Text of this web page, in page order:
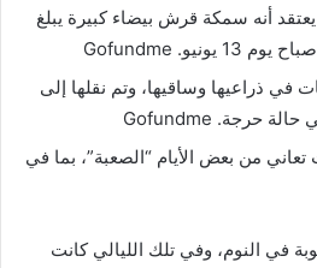
أنه سمكة قرش بيضاء كبيرة يبلغ
Gofundme
ذراعيها وساقيها، وتم نقلها إلى
حالة حرجة. Gofundme
من بعض الأيام “الصعبة”، بما في
في النوم، وفي تلك الليالي كانت